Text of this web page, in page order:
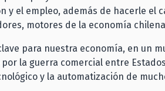
y el empleo, además de hacerle el
motores de la economía
para nuestra economía, en un
la guerra comercial entre
y la automatización de